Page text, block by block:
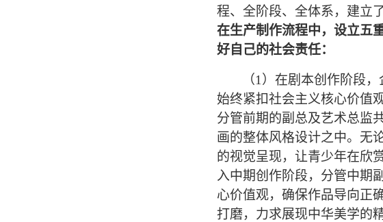
程、全阶段、全体系，建立
在生产制作流程中，设立五
好自己的社会责任：
（1） 在剧本创作阶段
始终紧扣社会主义核心价值
分管前期的副总及艺术总监
画的整体风格设计之中。无
的视觉呈现，让青少年在欣
入中期创作阶段，分管中期
心价值观，确保作品导向正
打磨，力求展现中华美学的